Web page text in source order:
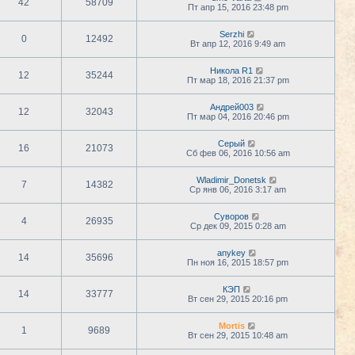
42 58709
Пт апр 15, 2016 23:48 pm
0 12492
Serzhi
Вт апр 12, 2016 9:49 am
12 35244
Никола R1
Пт мар 18, 2016 21:37 pm
12 32043
Андрей003
Пт мар 04, 2016 20:46 pm
16 21073
Серый
Сб фев 06, 2016 10:56 am
7 14382
Wladimir_Donetsk
Ср янв 06, 2016 3:17 am
4 26935
Суворов
Ср дек 09, 2015 0:28 am
14 35696
anykey
Пн ноя 16, 2015 18:57 pm
14 33777
КЭП
Вт сен 29, 2015 20:16 pm
1 9689
Mortis
Вт сен 29, 2015 10:48 am